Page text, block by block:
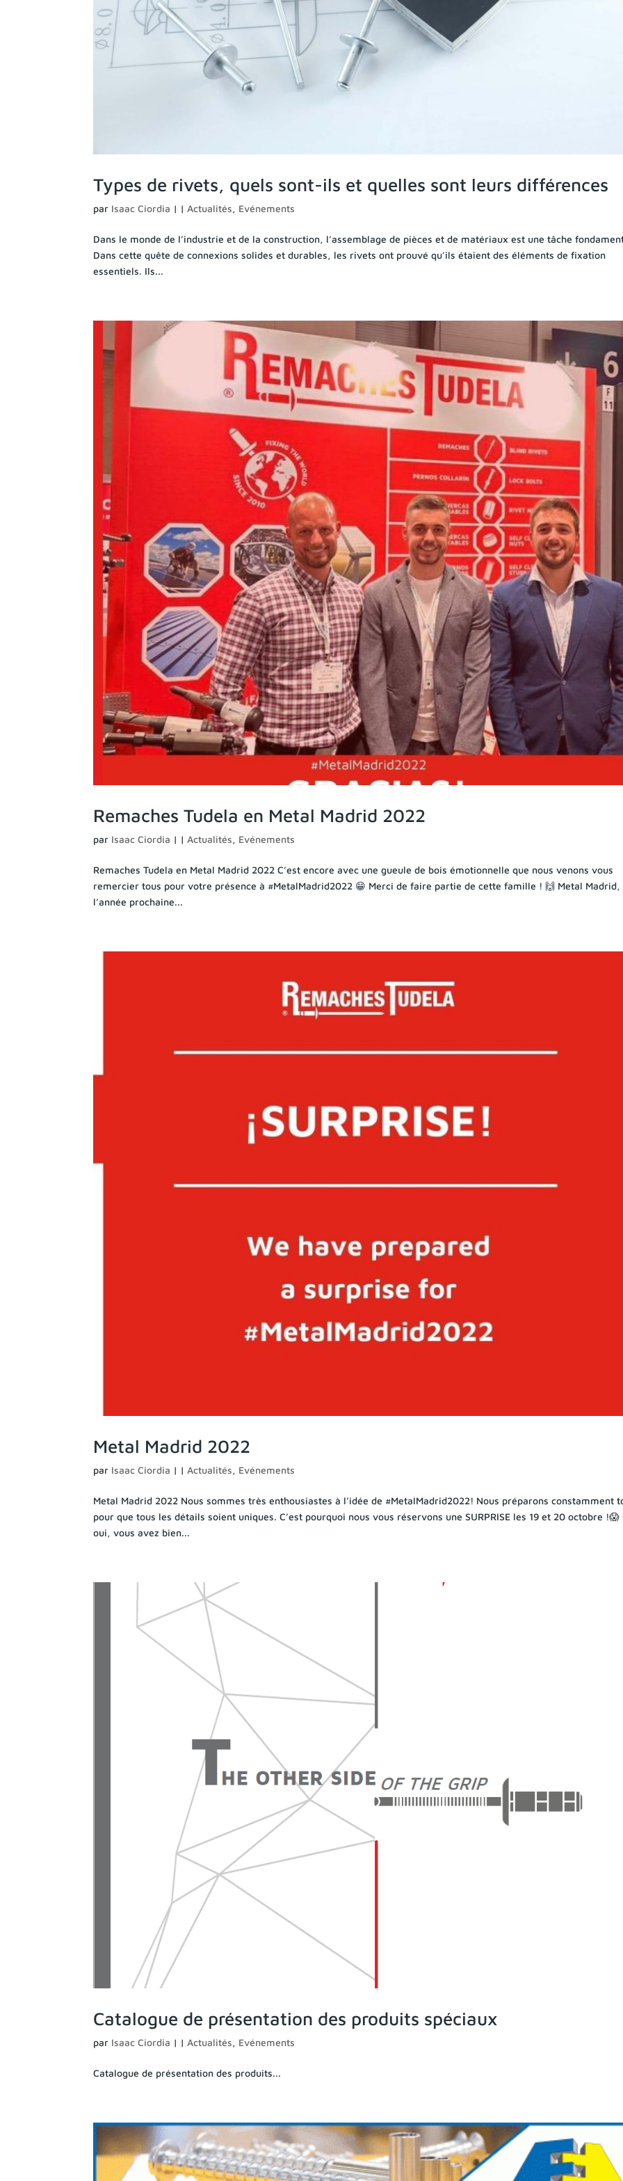
Types de rivets, quels sont-ils et quelles sont leurs différences
par Isaac Ciordia | |Actualités, Evénements
Dans le monde de l’industrie et de la construction, l’assemblage de pièces et de matériaux est une tâche
Dans cette quête de connexions solides et durables, les rivets ont prouvé qu’ils étaient des éléments de fixation
essentiels. Ils...
Remaches Tudela en Metal Madrid 2022
par Isaac Ciordia | |Actualités, Evénements
Remaches Tudela en Metal Madrid 2022 C’est encore avec une gueule de bois émotionnelle que nous venons vous
remercier tous pour votre présence à #MetalMadrid2022 😁 Merci de faire partie de cette famille ! 🙌 Metal Madrid,
l’année prochaine...
Metal Madrid 2022
par Isaac Ciordia | |Actualités, Evénements
Metal Madrid 2022 Nous sommes très enthousiastes à l’idée de #MetalMadrid2022! Nous préparons constamment
pour que tous les détails soient uniques. C’est pourquoi nous vous réservons une SURPRISE les 19 et 20 octobre !😱
oui, vous avez bien...
Catalogue de présentation des produits spéciaux
par Isaac Ciordia | |Actualités, Evénements
Catalogue de présentation des produits...